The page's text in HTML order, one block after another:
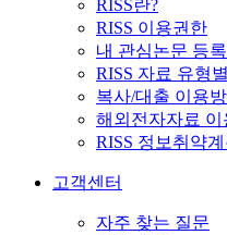
RISS란?
RISS 이용권한
내 관심논문 등
RISS 자료 유형
복사/대출 이용
해외전자자료 이
RISS 정보취약
고객센터
자주 찾는 질문